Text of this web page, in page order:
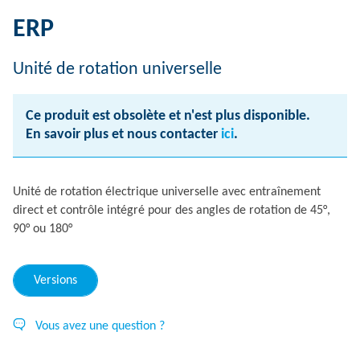
ERP
Unité de rotation universelle
Ce produit est obsolète et n'est plus disponible.
En savoir plus et nous contacter ici.
Unité de rotation électrique universelle avec entraînement
direct et contrôle intégré pour des angles de rotation de 45°,
90° ou 180°
Versions
Vous avez une question ?